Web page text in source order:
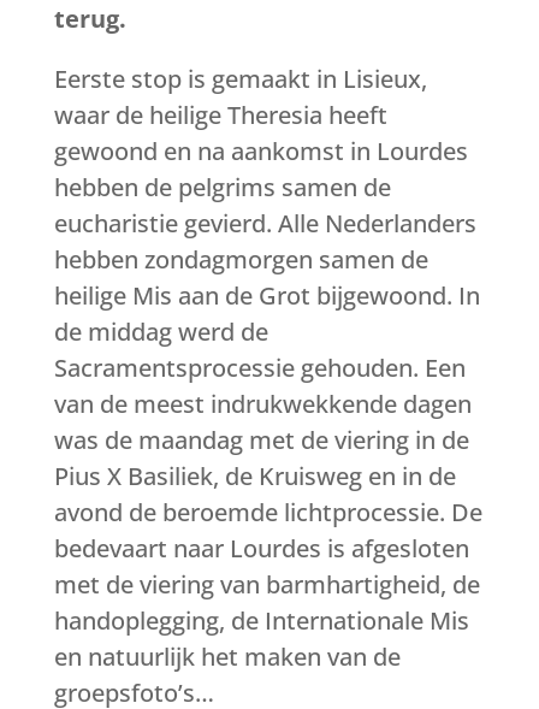
terug.
Eerste stop is gemaakt in Lisieux,
waar de heilige Theresia heeft
gewoond en na aankomst in Lourdes
hebben de pelgrims samen de
eucharistie gevierd. Alle Nederlanders
hebben zondagmorgen samen de
heilige Mis aan de Grot bijgewoond. In
de middag werd de
Sacramentsprocessie gehouden. Een
van de meest indrukwekkende dagen
was de maandag met de viering in de
Pius X Basiliek, de Kruisweg en in de
avond de beroemde lichtprocessie. De
bedevaart naar Lourdes is afgesloten
met de viering van barmhartigheid, de
handoplegging, de Internationale Mis
en natuurlijk het maken van de
groepsfoto’s…